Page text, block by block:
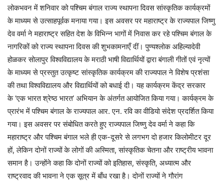
लोकभवन में शनिवार को पश्चिम बंगाल राज्य स्थापना दिवस सांस्कृतिक कार्यक्रमों
के माध्यम से उत्साहपूर्वक मनाया गया। इस अवसर पर महाराष्ट्र के राज्यपाल जिष्णु
देव वर्मा ने महाराष्ट्र सहित देश के विभिन्न भागों में निवास कर रहे पश्चिम बंगाल के
नागरिकों को राज्य स्थापना दिवस की शुभकामनाएँ दीं। पुण्यश्लोक अहिल्यादेवी
होळकर सोलापुर विश्वविद्यालय के मराठी भाषी विद्यार्थियों द्वारा बंगाली गीतों एवं नृत्यों
के माध्यम से प्रस्तुत उत्कृष्ट सांस्कृतिक कार्यक्रम की राज्यपाल ने विशेष प्रशंसा
की तथा विश्वविद्यालय और विद्यार्थियों को बधाई दी। यह कार्यक्रम केंद्र सरकार
के ‘एक भारत श्रेष्ठ भारत’ अभियान के अंतर्गत आयोजित किया गया। कार्यक्रम के
प्रारंभ में पश्चिम बंगाल के राज्यपाल आर. एन. रवि का वीडियो संदेश प्रदर्शित किया
गया। इस अवसर पर संबोधित करते हुए राज्यपाल जिष्णु देव वर्मा ने कहा कि
महाराष्ट्र और पश्चिम बंगाल भले ही एक-दूसरे से लगभग दो हजार किलोमीटर दूर
हों, लेकिन दोनों राज्यों के लोगों की अस्मिता, सांस्कृतिक चेतना और राष्ट्रीय भावना
समान है। उन्होंने कहा कि दोनों राज्यों को इतिहास, संस्कृति, अध्यात्म और
राष्ट्रवाद की भावना ने एक सूत्र में बाँध रखा है। दोनों राज्यों ने गौरांग